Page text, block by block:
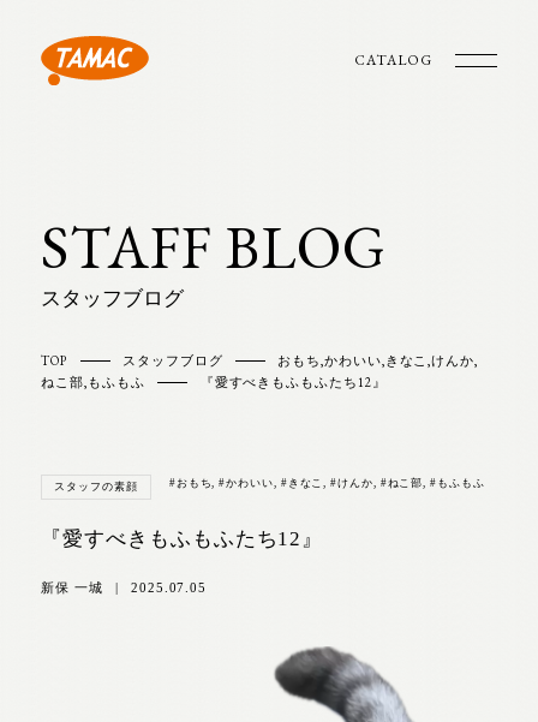
CATALOG
STAFF BLOG
スタッフブログ
TOP スタッフブログ おもち,かわいい,きなこ,けんか,
ねこ部, もふもふ 『愛すべきもふもふたち12』
スタッフの素顔 #おもち,#かわいい, #きなこ,#けんか, #ねこ部,#もふもふ
『愛すべきもふもふたち12』
新保 一城 | 2025.07.05